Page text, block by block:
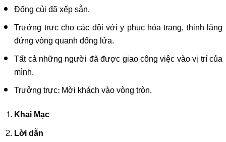
Đống củi đã xếp sẵn.
Trưởng trực cho các đội với y phục hóa trang, thinh lặng
đứng vòng quanh đống lửa.
Tất cả những người đã được giao công việc vào vị trí của
mình.
Trưởng trực: Mời khách vào vòng tròn.
Khai Mạc
Lời dẫn